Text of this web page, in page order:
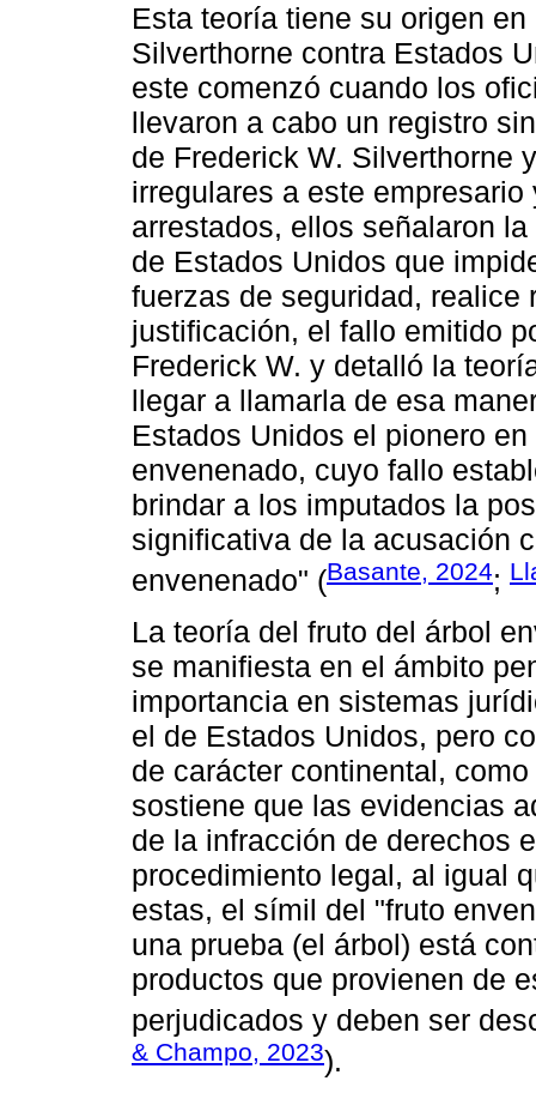
Esta teoría tiene su origen
Silverthorne contra Estados
este comenzó cuando los
llevaron a cabo un registro
de Frederick W. Silverthorne
irregulares a este
arrestados, ellos señalaron
de Estados Unidos que
fuerzas de seguridad,
justificación, el fallo emitido
Frederick W. y detalló la
llegar a llamarla de esa
Estados Unidos el pionero
envenenado, cuyo fallo
brindar a los imputados la
significativa de la acusación
envenenado" (Basante, 2024;
La teoría del fruto del árbol
se manifiesta en el ámbito
importancia en sistemas
el de Estados Unidos, pero
de carácter continental,
sostiene que las evidencias
de la infracción de derechos
procedimiento legal, al igual
estas, el símil del "fruto
una prueba (el árbol) está
productos que provienen de
perjudicados y deben ser
& Champo, 2023).